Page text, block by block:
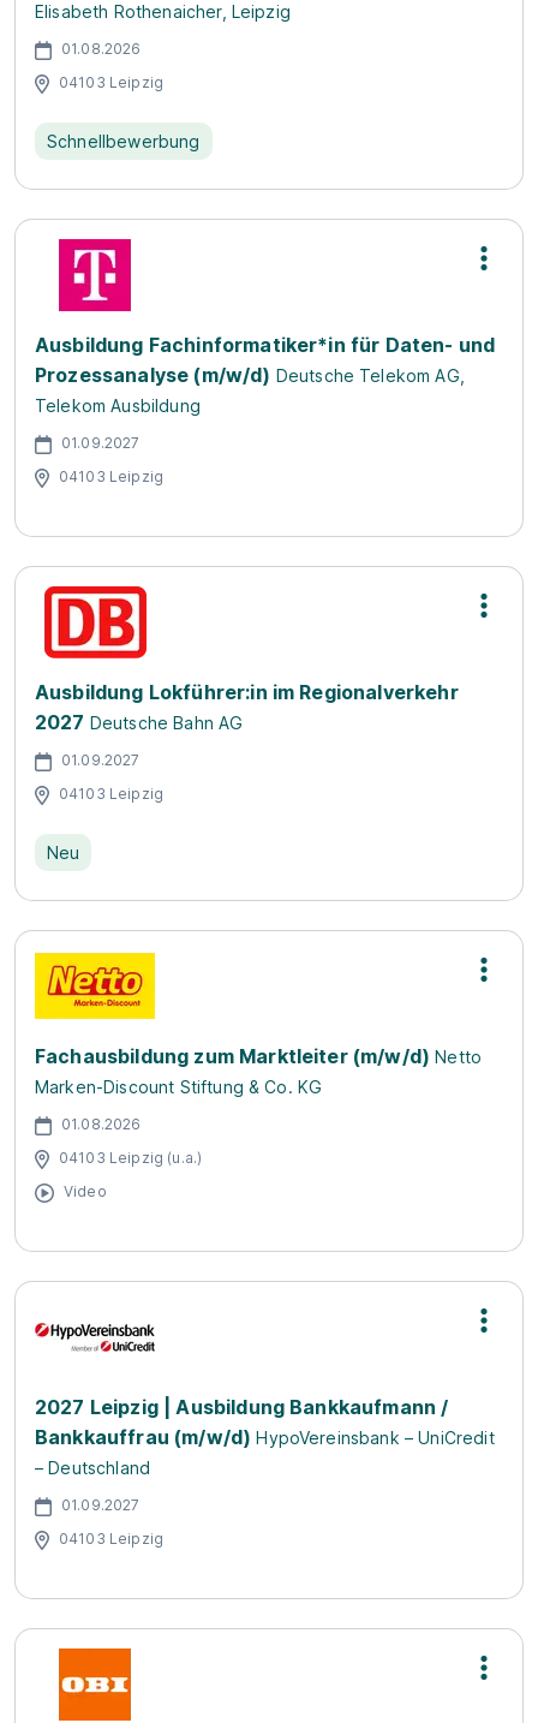
Elisabeth Rothenaicher, Leipzig
01.08.2026
04103 Leipzig
Schnellbewerbung
Ausbildung Fachinformatiker*in für Daten- und
Prozessanalyse (m/w/d) Deutsche Telekom AG,
Telekom Ausbildung
01.09.2027
04103 Leipzig
Ausbildung Lokführer:in im Regionalverkehr
2027 Deutsche Bahn AG
01.09.2027
04103 Leipzig
Neu
Fachausbildung zum Marktleiter (m/w/d) Netto
Marken-Discount Stiftung & Co. KG
01.08.2026
04103 Leipzig (u.a.)
Video
2027 Leipzig | Ausbildung Bankkaufmann /
Bankkauffrau (m/w/d) HypoVereinsbank – UniCredit
– Deutschland
01.09.2027
04103 Leipzig